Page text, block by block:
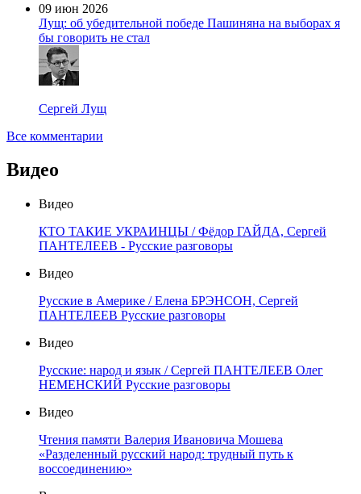
09 июн 2026
Лущ: об убедительной победе Пашиняна на выборах я
бы говорить не стал
Сергей Лущ
Все комментарии
Видео
Видео
КТО ТАКИЕ УКРАИНЦЫ / Фёдор ГАЙДА, Сергей
ПАНТЕЛЕЕВ - Русские разговоры
Видео
Русские в Америке / Елена БРЭНСОН, Сергей
ПАНТЕЛЕЕВ Русские разговоры
Видео
Русские: народ и язык / Сергей ПАНТЕЛЕЕВ Олег
НЕМЕНСКИЙ Русские разговоры
Видео
Чтения памяти Валерия Ивановича Мошева
«Разделенный русский народ: трудный путь к
воссоединению»